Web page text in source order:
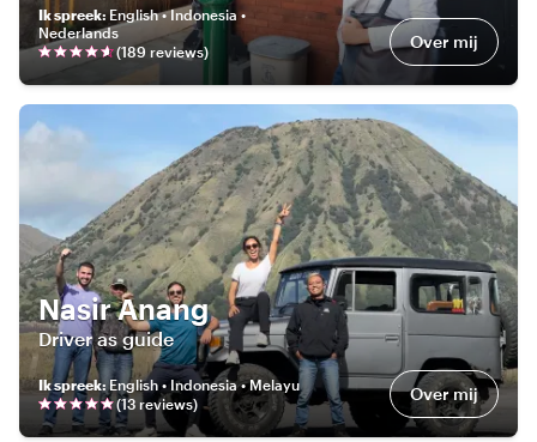
Ik spreek: English • Indonesia •
Nederlands
(189 reviews) Over mij
Nasir Anang
Driver as guide
Ik spreek: English • Indonesia • Melayu
(13 reviews) Over mij